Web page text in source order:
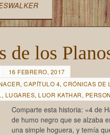
de los
16 FEBRERO, 2017
, CAPÍTULO 4, CRÓNICAS DE
, LUGARES, LUOR KATHAR,
Comparte esta historia: «4 de
de humo negro que se alzaba
una simple hoguera, y temía